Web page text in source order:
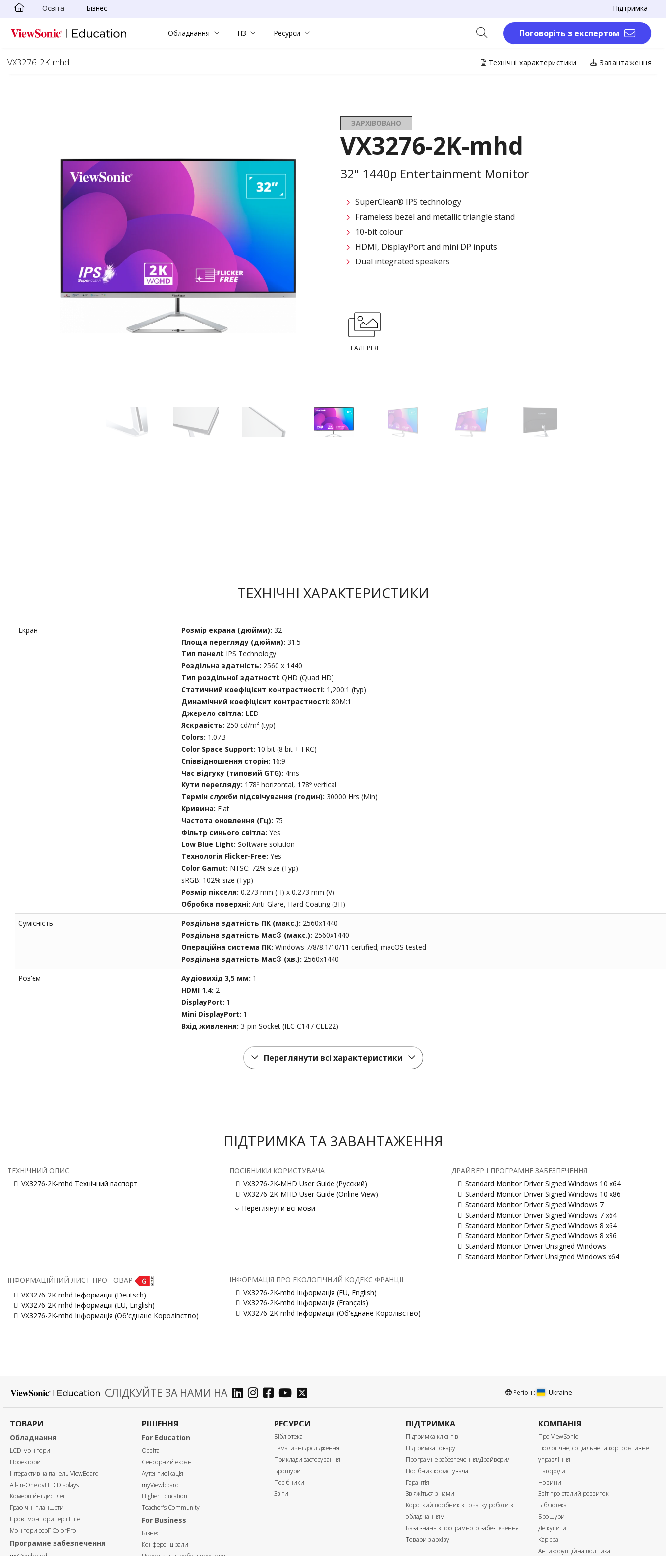
Skip to main content
Освіта Бізнес Підтримка
Обладнання ПЗ Ресурси Поговоріть з експертом
VX3276-2K-mhd Технічні характеристики Завантаження
ЗАРХІВОВАНО
VX3276-2K-mhd
32" 1440p Entertainment Monitor
SuperClear® IPS technology
Frameless bezel and metallic triangle stand
10-bit colour
HDMI, DisplayPort and mini DP inputs
Dual integrated speakers
ГАЛЕРЕЯ
ТЕХНІЧНІ ХАРАКТЕРИСТИКИ
Екран Розмір екрана (дюйми): 32
Площа перегляду (дюйми): 31.5
Тип панелі: IPS Technology
Роздільна здатність: 2560 x 1440
Тип роздільної здатності: QHD (Quad HD)
Статичний коефіцієнт контрастності: 1,200:1 (typ)
Динамічний коефіцієнт контрастності: 80M:1
Джерело світла: LED
Яскравість: 250 cd/m² (typ)
Colors: 1.07B
Color Space Support: 10 bit (8 bit + FRC)
Співвідношення сторін: 16:9
Час відгуку (типовий GTG): 4ms
Кути перегляду: 178º horizontal, 178º vertical
Термін служби підсвічування (годин): 30000 Hrs (Min)
Кривина: Flat
Частота оновлення (Гц): 75
Фільтр синього світла: Yes
Low Blue Light: Software solution
Технологія Flicker-Free: Yes
Color Gamut: NTSC: 72% size (Typ)
sRGB: 102% size (Typ)
Розмір пікселя: 0.273 mm (H) x 0.273 mm (V)
Обробка поверхні: Anti-Glare, Hard Coating (3H)
Сумісність Роздільна здатність ПК (макс.): 2560x1440
Роздільна здатність Mac® (макс.): 2560x1440
Операційна система ПК: Windows 7/8/8.1/10/11 certified; macOS tested
Роздільна здатність Mac® (хв.): 2560x1440
Роз'єм Аудіовихід 3,5 мм: 1
HDMI 1.4: 2
DisplayPort: 1
Mini DisplayPort: 1
Вхід живлення: 3-pin Socket (IEC C14 / CEE22)
Переглянути всі характеристики
ПІДТРИМКА ТА ЗАВАНТАЖЕННЯ
ТЕХНІЧНИЙ ОПИС
VX3276-2K-mhd Технічний паспорт
ПОСІБНИКИ КОРИСТУВАЧА
VX3276-2K-MHD User Guide (Русский)
VX3276-2K-MHD User Guide (Online View)
Переглянути всі мови
ДРАЙВЕР І ПРОГРАМНЕ ЗАБЕЗПЕЧЕННЯ
Standard Monitor Driver Signed Windows 10 x64
Standard Monitor Driver Signed Windows 10 x86
Standard Monitor Driver Signed Windows 7
Standard Monitor Driver Signed Windows 7 x64
Standard Monitor Driver Signed Windows 8 x64
Standard Monitor Driver Signed Windows 8 x86
Standard Monitor Driver Unsigned Windows
Standard Monitor Driver Unsigned Windows x64
ІНФОРМАЦІЙНИЙ ЛИСТ ПРО ТОВАР
VX3276-2K-mhd Інформація (Deutsch)
VX3276-2K-mhd Інформація (EU, English)
VX3276-2K-mhd Інформація (Об'єднане Королівство)
ІНФОРМАЦІЯ ПРО ЕКОЛОГІЧНИЙ КОДЕКС ФРАНЦІЇ
VX3276-2K-mhd Інформація (EU, English)
VX3276-2K-mhd Інформація (Français)
VX3276-2K-mhd Інформація (Об'єднане Королівство)
СЛІДКУЙТЕ ЗА НАМИ НА Регіон : Ukraine
ТОВАРИ
Обладнання
LCD-монітори
Проектори
Інтерактивна панель ViewBoard
All-in-One dvLED Displays
Комерційні дисплеї
Графічні планшети
Ігрові монітори серії Elite
Монітори серії ColorPro
Програмне забезпечення
РІШЕННЯ
For Education
Освіта
Сенсорний екран
Аутентифікація
myViewboard
Higher Education
Teacher's Community
For Business
Бізнес
Конференц-зали
РЕСУРСИ
Бібліотека
Тематичні дослідження
Приклади застосування
Брошури
Посібники
Звіти
ПІДТРИМКА
Підтримка клієнтів
Підтримка товару
Програмне забезпечення/Драйвери/
Посібник користувача
Гарантія
Зв'яжіться з нами
Короткий посібник з початку роботи з
обладнанням
База знань з програмного забезпечення
Товари з архіву
КОМПАНІЯ
Про ViewSonic
Екологічне, соціальне та корпоративне
управління
Нагороди
Новини
Звіт про сталий розвиток
Бібліотека
Брошури
Де купити
Кар'єра
Антикорупційна політика